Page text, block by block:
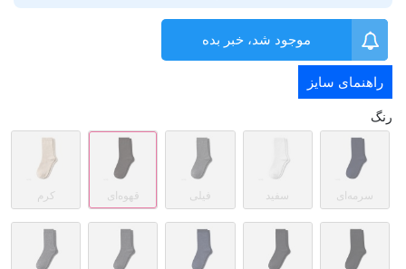
موجود شد، خبر بده
راهنمای سایز
رنگ
سرمه‌ای سفید فیلی قهوه‌ای کرم